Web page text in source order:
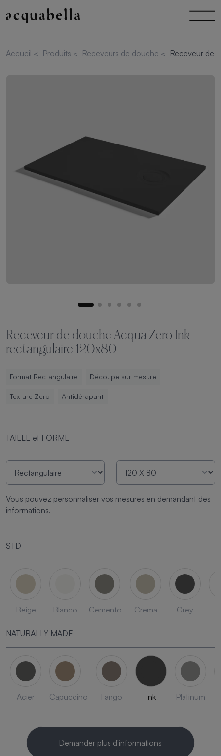
Accueil < Produits < Receveurs de douche < Receveur de
Receveur de douche Acqua Zero Ink
rectangulaire 120x80
Format Rectangulaire Découpe sur mesure
Texture Zero Antidérapant
TAILLE et FORME
Vous pouvez personnaliser vos mesures en demandant des
informations.
STD
Beige Blanco Cemento Crema Grey
NATURALLY MADE
Acier Capuccino Fango Ink Platinum
Demander plus d'informations